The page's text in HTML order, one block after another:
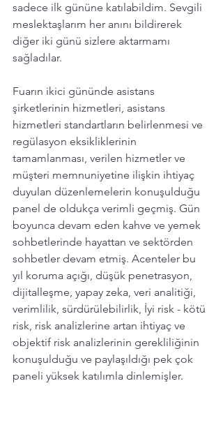
sadece ilk gününe katılabildim. Sevgili
meslektaşlarım her anını bildirerek
diğer iki günü sizlere aktarmamı
sağladılar.
Fuarın ikici gününde asistans
şirketlerinin hizmetleri, asistans
hizmetleri standartların belirlenmesi ve
regülasyon eksikliklerinin
tamamlanması, verilen hizmetler ve
müşteri memnuniyetine ilişkin ihtiyaç
duyulan düzenlemelerin konuşulduğu
panel de oldukça verimli geçmiş. Gün
boyunca devam eden kahve ve yemek
sohbetlerinde hayattan ve sektörden
sohbetler devam etmiş. Acenteler bu
yıl koruma açığı, düşük penetrasyon,
dijitalleşme, yapay zeka, veri analitiği,
verimlilik, sürdürülebilirlik, İyi risk - kötü
risk, risk analizlerine artan ihtiyaç ve
objektif risk analizlerinin gerekliliğinin
konuşulduğu ve paylaşıldığı pek çok
paneli yüksek katılımla dinlemişler.